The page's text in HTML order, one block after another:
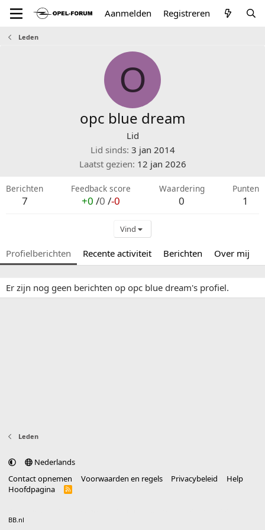
Aanmelden Registreren
Leden
O
opc blue dream
Lid
Lid sinds 3 jan 2014
Laatst gezien 12 jan 2026
Berichten
7
Feedback score
+0 /0 /-0
Waardering
0
Punten
1
Vind
Profielberichten Recente activiteit Berichten Over mij
Er zijn nog geen berichten op opc blue dream's profiel.
Leden
Nederlands
Contact opnemen
Voorwaarden en regels Privacybeleid
Help
Hoofdpagina
R
BB.nl